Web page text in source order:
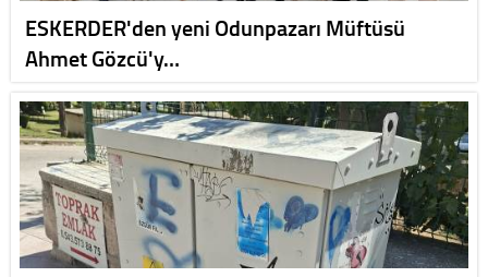
ESKERDER'den yeni Odunpazarı Müftüsü
Ahmet Gözcü'y…